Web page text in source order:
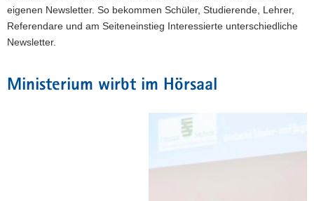
eigenen Newsletter. So bekommen Schüler, Studierende, Lehrer,
Referendare und am Seiteneinstieg Interessierte unterschiedliche
Newsletter.
Ministerium wirbt im Hörsaal